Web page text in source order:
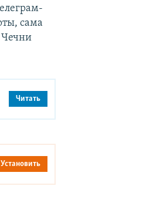
сама
Читать
Установить